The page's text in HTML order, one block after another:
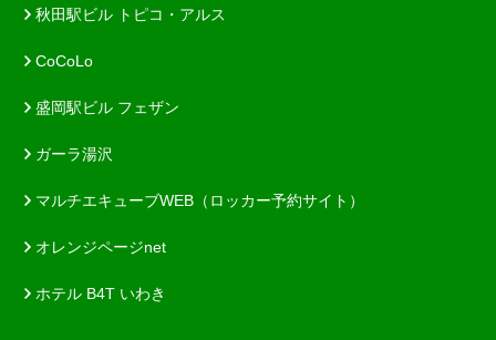
秋田駅ビル トピコ・アルス
CoCoLo
盛岡駅ビル フェザン
ガーラ湯沢
マルチエキューブWEB（ロッカー予約サイト）
オレンジページnet
ホテル B4T いわき